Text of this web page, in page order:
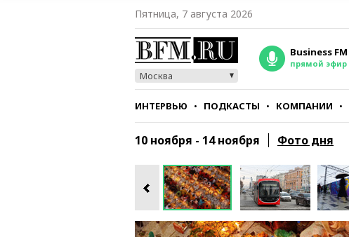
Пятница, 7 августа 2026
Москва
Business FM
прямой эфир
ИНТЕРВЬЮ ПОДКАСТЫ КОМПАНИИ
СТИЛЬ ТЕСТЫ
10 ноября - 14 ноября Фото дня